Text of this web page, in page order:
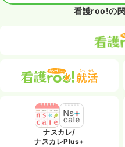
看護roo!の
ナスカレ/
ナスカレPlus+